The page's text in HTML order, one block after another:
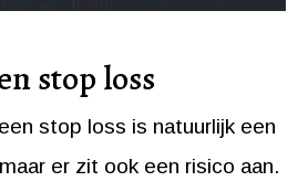
stop loss
stop loss is natuurlijk een
er zit ook een risico aan.